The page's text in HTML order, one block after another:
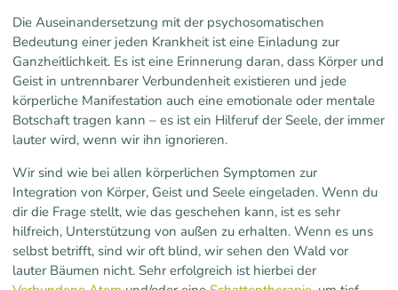
Die Auseinandersetzung mit der psychosomatischen
Bedeutung einer jeden Krankheit ist eine Einladung zur
Ganzheitlichkeit. Es ist eine Erinnerung daran, dass Körper und
Geist in untrennbarer Verbundenheit existieren und jede
körperliche Manifestation auch eine emotionale oder mentale
Botschaft tragen kann – es ist ein Hilferuf der Seele, der immer
lauter wird, wenn wir ihn ignorieren.
Wir sind wie bei allen körperlichen Symptomen zur
Integration von Körper, Geist und Seele eingeladen. Wenn du
dir die Frage stellt, wie das geschehen kann, ist es sehr
hilfreich, Unterstützung von außen zu erhalten. Wenn es uns
selbst betrifft, sind wir oft blind, wir sehen den Wald vor
lauter Bäumen nicht. Sehr erfolgreich ist hierbei der